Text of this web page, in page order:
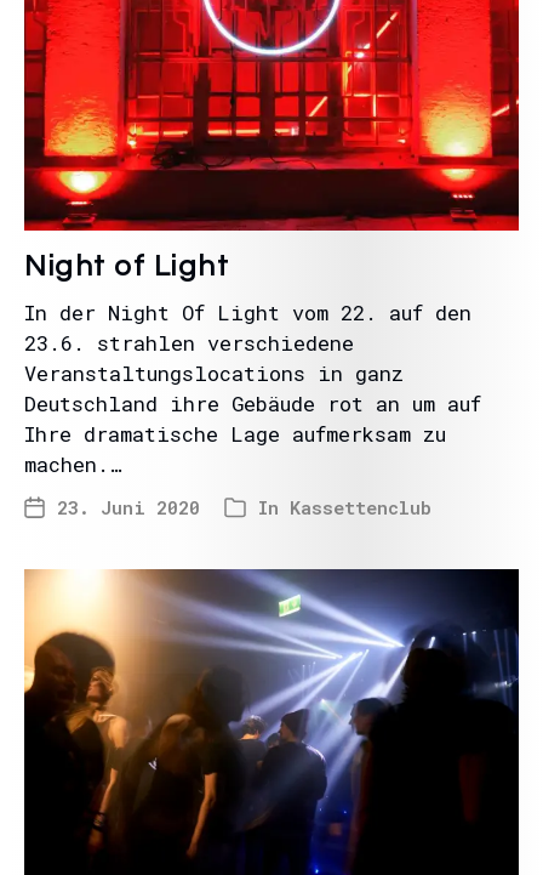
Night of Light
In der Night Of Light vom 22. auf den
23.6. strahlen verschiedene
Veranstaltungslocations in ganz
Deutschland ihre Gebäude rot an um auf
Ihre dramatische Lage aufmerksam zu
machen.…
23. Juni 2020 In Kassettenclub